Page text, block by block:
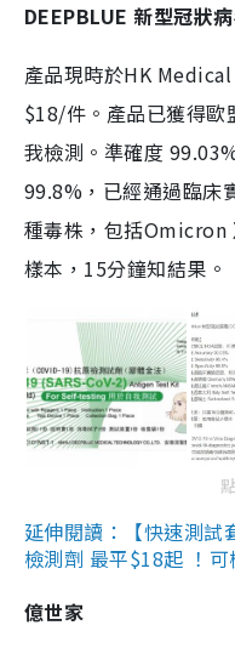
DEEPBLUE 新型冠狀
產品現時於HK
$18/件。產品已獲得歐
我檢測。準確度
99.8%，已經通過臨床
種毒株，包括Omicron
樣本，15分鐘知結果。
延伸閱讀：【快速測試
檢測劑 最平$18起 ！
億世家